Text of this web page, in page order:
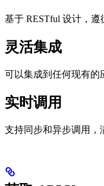
基于 RESTful 设计，
灵活集成
可以集成到任何现有的
实时调用
支持同步和异步调用，